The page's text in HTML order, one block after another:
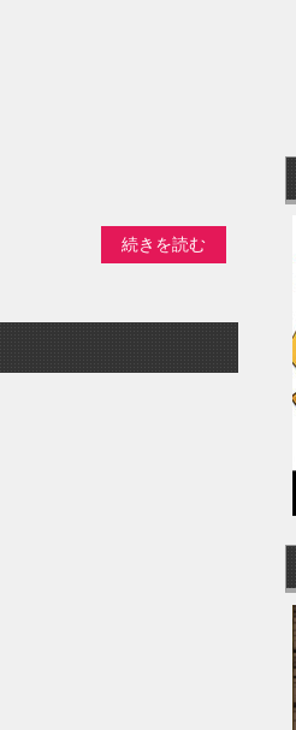
続きを読む